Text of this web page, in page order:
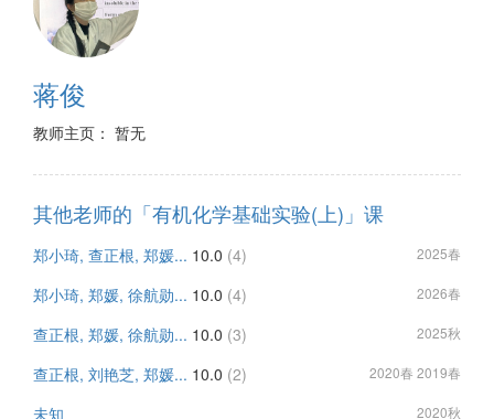
蒋俊
教师主页： 暂无
其他老师的「有机化学基础实验(上)」课
郑小琦, 查正根, 郑媛... 10.0 (4) 2025春
郑小琦, 郑媛, 徐航勋... 10.0 (4) 2026春
查正根, 郑媛, 徐航勋... 10.0 (3) 2025秋
查正根, 刘艳芝, 郑媛... 10.0 (2) 2020春 2019春
未知 2020秋